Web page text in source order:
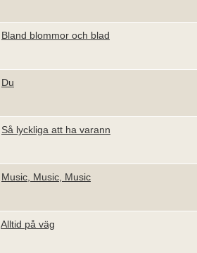
Bland blommor och blad
Du
Så lyckliga att ha varann
Music, Music, Music
Alltid på väg